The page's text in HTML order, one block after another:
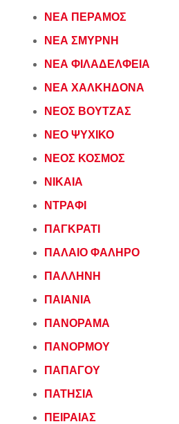
ΝΕΑ ΠΕΡΑΜΟΣ
ΝΕΑ ΣΜΥΡΝΗ
ΝΕΑ ΦΙΛΑΔΕΛΦΕΙΑ
ΝΕΑ ΧΑΛΚΗΔΟΝΑ
ΝΕΟΣ ΒΟΥΤΖΑΣ
ΝΕΟ ΨΥΧΙΚΟ
ΝΕΟΣ ΚΟΣΜΟΣ
ΝΙΚΑΙΑ
ΝΤΡΑΦΙ
ΠΑΓΚΡΑΤΙ
ΠΑΛΑΙΟ ΦΑΛΗΡΟ
ΠΑΛΛΗΝΗ
ΠΑΙΑΝΙΑ
ΠΑΝΟΡΑΜΑ
ΠΑΝΟΡΜΟΥ
ΠΑΠΑΓΟΥ
ΠΑΤΗΣΙΑ
ΠΕΙΡΑΙΑΣ